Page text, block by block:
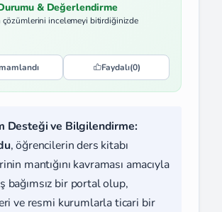
& Değerlendirme
çözümlerini incelemeyi bitirdiğinizde
Faydalı(0)
Desteği ve Bilgilendirme:
, öğrencilerin ders kitabı
mantığını kavraması amacıyla
bağımsız bir portal olup,
ve resmi kurumlarla ticari bir